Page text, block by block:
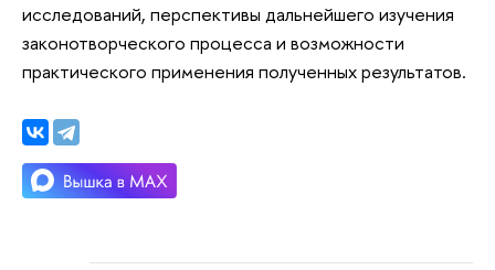
исследований, перспективы дальнейшего изучения
законотворческого процесса и возможности
практического применения полученных результатов.